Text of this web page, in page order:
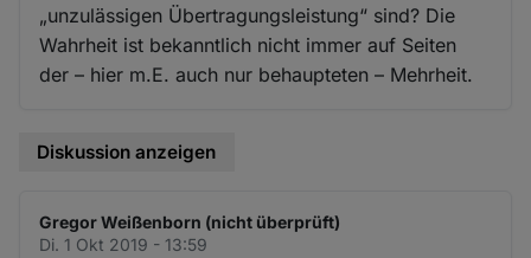
„unzulässigen Übertragungsleistung“ sind? Die
Wahrheit ist bekanntlich nicht immer auf Seiten
der – hier m.E. auch nur behaupteten – Mehrheit.
Diskussion anzeigen
Gregor Weißenborn (nicht überprüft)
Di. 1 Okt 2019 - 13:59